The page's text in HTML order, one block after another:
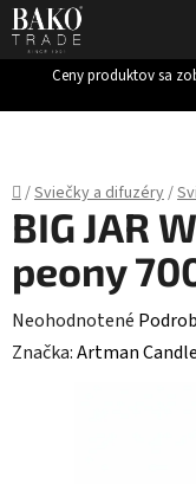
Ceny produktov sa
Domov
/Sviečky a difuzéry/
BIG JAR
peony
Priemerné
hodnotenie
Neohodnotené
Značka:Artman